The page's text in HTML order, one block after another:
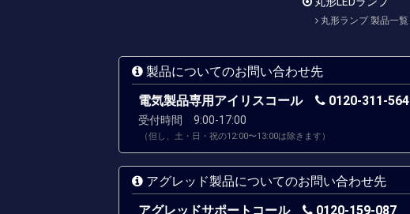
丸形ランプ 製品一覧
製品についてのお問い合わせ先
電気製品専用アイリスコール
0120-311-564
受付時間 9:00-17:00
（但し、土・日・祝の12:00〜13:00は除きます）
アグレッド製品についてのお問い合わせ先
アグレッドサポートコール
0120-159-087